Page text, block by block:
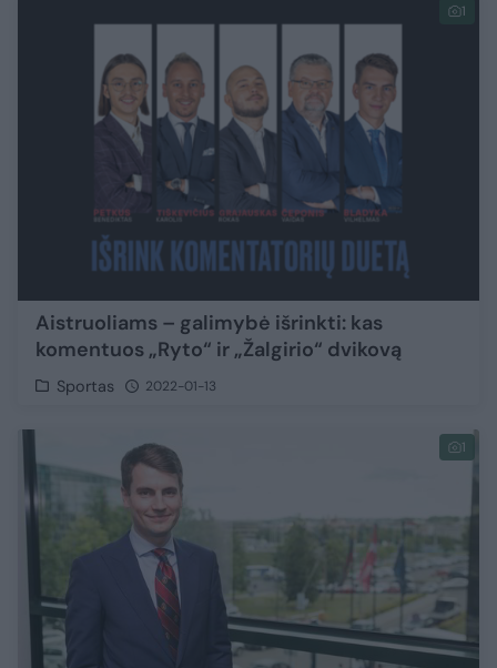
1
Aistruoliams – galimybė išrinkti: kas
komentuos „Ryto“ ir „Žalgirio“ dvikovą
Sportas 2022-01-13
1